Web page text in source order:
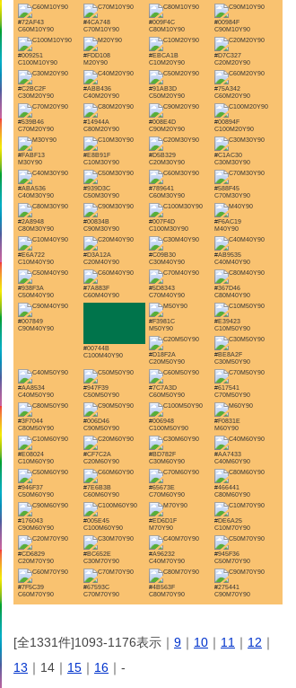
#72AF43
C60M10Y90
#4CA748
C70M10Y90
#009F4C
C80M10Y90
#00984F
C90M10Y90
#009251
C100M10Y90
#FDD108
M20Y90
#EBCA1B
C10M20Y90
#D7C327
C20M20Y90
#C2BC2F
C30M20Y90
#ABB436
C40M20Y90
#91AB3D
C50M20Y90
#75A342
C60M20Y90
#539B46
C70M20Y90
#14944A
C80M20Y90
#008E4D
C90M20Y90
#00894F
C100M20Y90
#FABF13
M30Y90
#E8B91F
C10M30Y90
#D5B329
C20M30Y90
#C1AC30
C30M30Y90
#ABA536
C40M30Y90
#939D3C
C50M30Y90
#789641
C60M30Y90
#588F45
C70M30Y90
#2A8948
C80M30Y90
#00834B
C90M30Y90
#007F4D
C100M30Y90
#F6AC19
M40Y90
#E6A722
C10M40Y90
#D3A12A
C20M40Y90
#C09B30
C30M40Y90
#AB9535
C40M40Y90
#938F3A
C50M40Y90
#7A883F
C60M40Y90
#5D8343
C70M40Y90
#367D46
C80M40Y90
#007849
C90M40Y90
#00744B
C100M40Y90
#F3981C
M50Y90
#E39423
C10M50Y90
#D18F2A
C20M50Y90
#BE8A2F
C30M50Y90
#AA8534
C40M50Y90
#947F39
C50M50Y90
#7C7A3D
C60M50Y90
#617541
C70M50Y90
#3F7044
C80M50Y90
#006D46
C90M50Y90
#006948
C100M50Y90
#F0831E
M60Y90
#E08024
C10M60Y90
#CF7C2A
C20M60Y90
#BD782F
C30M60Y90
#AA7433
C40M60Y90
#946F37
C50M60Y90
#7E6B3B
C60M60Y90
#65673E
C70M60Y90
#466441
C80M60Y90
#176043
C90M60Y90
#005E45
C100M60Y90
#ED6D1F
M70Y90
#DE6A25
C10M70Y90
#CD6829
C20M70Y90
#BC652E
C30M70Y90
#A96232
C40M70Y90
#945F36
C50M70Y90
#7F5C39
C60M70Y90
#67593C
C70M70Y90
#4B563F
C80M70Y90
#275441
C90M70Y90
[全1331件]1093-1176表示｜ 9 ｜ 10 ｜ 11 ｜ 12 ｜
13 ｜14｜ 15 ｜ 16 ｜-